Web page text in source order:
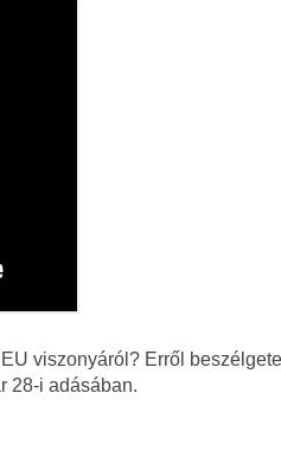
viszonyáról? Erről
28-i adásában.